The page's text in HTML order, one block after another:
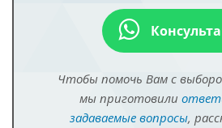
Чтобы помочь Вам с
мы приготовили
задаваемые вопросы,